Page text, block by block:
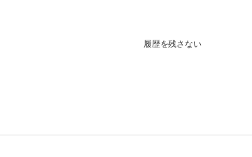
履歴を残さない